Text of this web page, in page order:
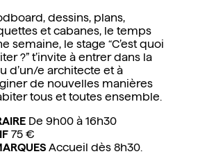
dessins, plans,
et cabanes, le temps
semaine, le stage “C’est quoi
?” t’invite à entrer dans la
d’un/e architecte et à
de nouvelles manières
tous et toutes ensemble.
De 9h00 à 16h30
75 €
Accueil dès 8h30.